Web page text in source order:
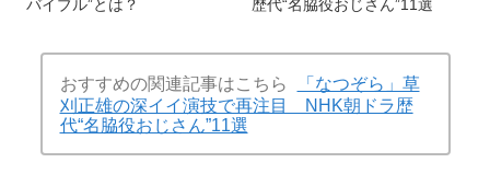
バイブル”とは？
歴代“名脇役おじさん”11選
おすすめの関連記事はこちら
「なつぞら」草
刈正雄の深イイ演技で再注目 NHK朝ドラ歴
代“名脇役おじさん”11選